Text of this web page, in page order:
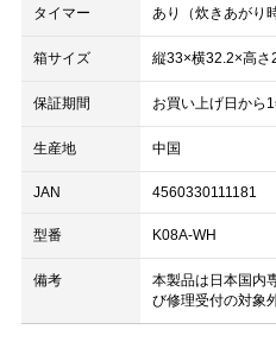
タイマー あり（炊きあがり
箱サイズ 縦33×横32.2×高さ
保証期間 お買い上げ日から
生産地 中国
JAN 4560330111181
型番 K08A-WH
備考
本製品は日本国内
び修理受付の対象